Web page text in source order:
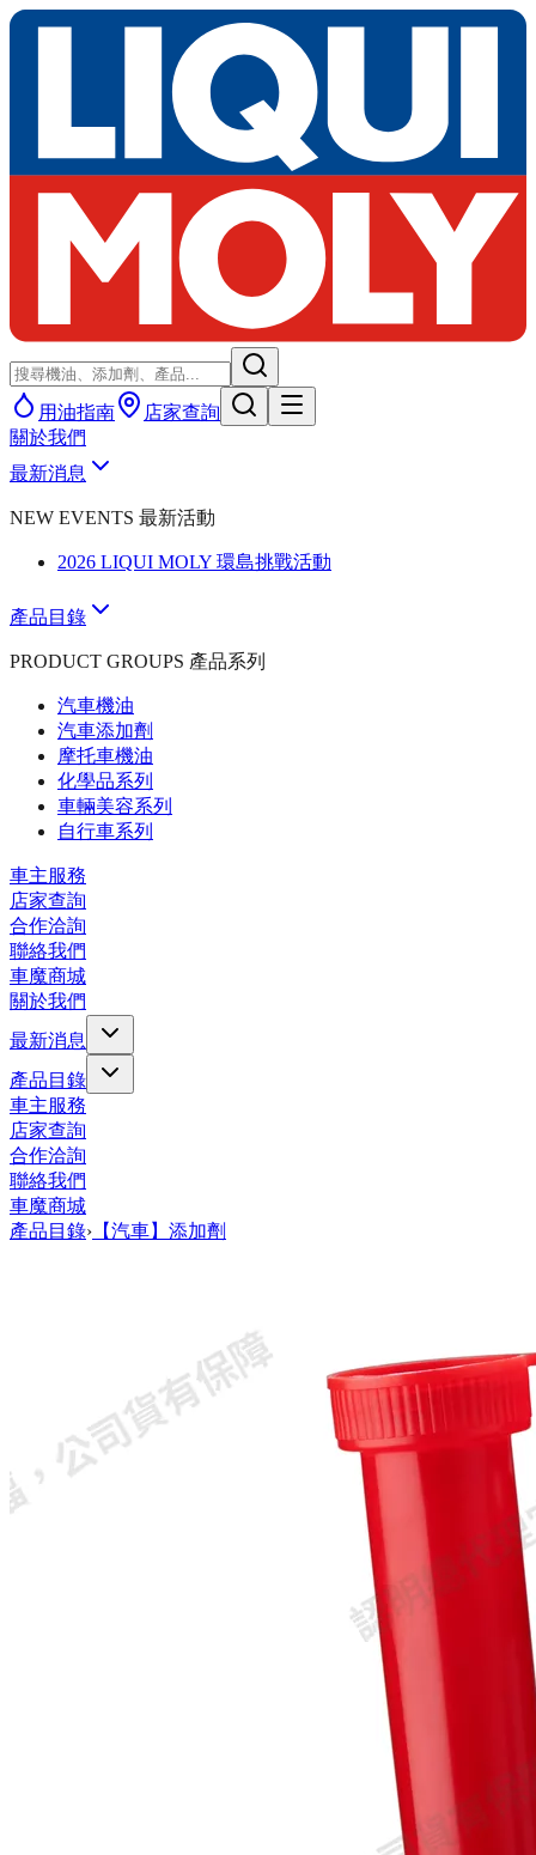
用油指南
店家查詢
關於我們
最新消息
NEW EVENTS 最新活動
2026 LIQUI MOLY 環島挑戰活動
產品目錄
PRODUCT GROUPS 產品系列
汽車機油
汽車添加劑
摩托車機油
化學品系列
車輛美容系列
自行車系列
車主服務
店家查詢
合作洽詢
聯絡我們
車魔商城
關於我們
最新消息
產品目錄
車主服務
店家查詢
合作洽詢
聯絡我們
車魔商城
產品目錄› 【汽車】添加劑